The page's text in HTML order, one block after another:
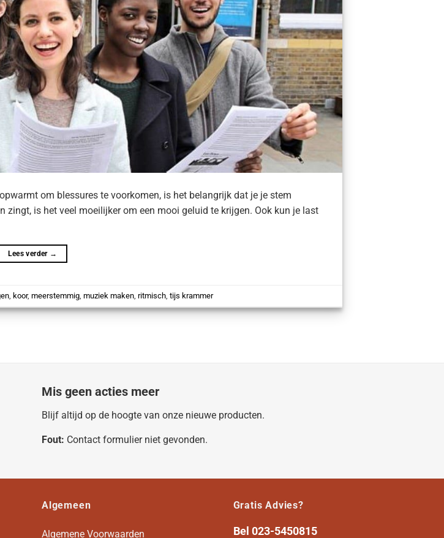
om blessures te voorkomen, is het belangrijk dat je je stem
zingt, is het veel moeilijker om een mooi geluid te krijgen. Ook kun je last
Lees verder →
,koor,meerstemmig ,muziek maken ,ritmisch ,tijs krammer
Mis geen acties meer
Blijf altijd op de hoogte van onze nieuwe producten.
Fout: Contact formulier niet gevonden.
Algemeen
Algemene Voorwaarden
Gratis Advies?
Bel 023-5450815